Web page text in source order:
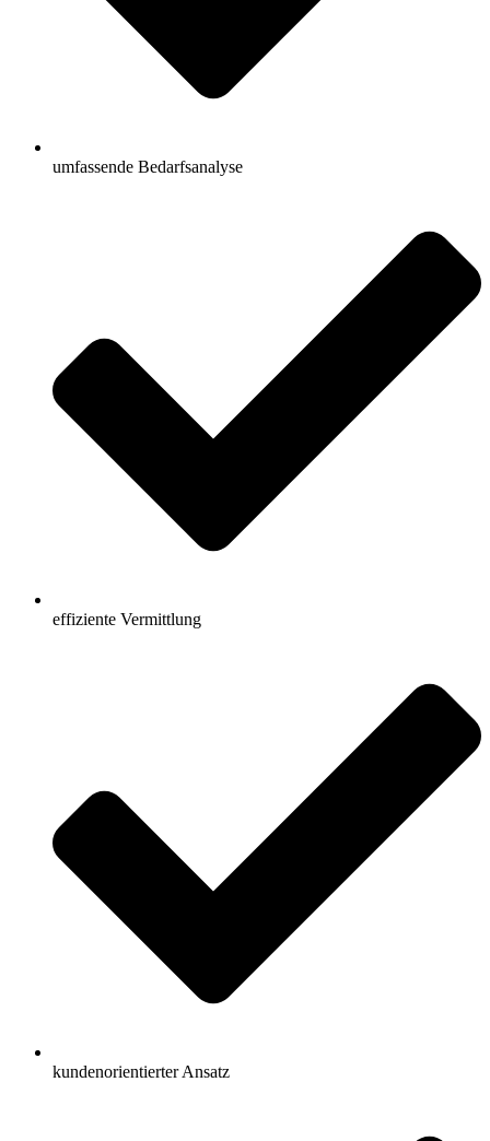
umfassende Bedarfsanalyse
effiziente Vermittlung
kundenorientierter Ansatz